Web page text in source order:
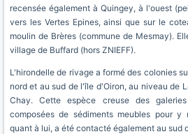
recensée également à Quingey, à l'ouest
vers les Vertes Epines, ainsi que sur le
moulin de Brères (commune de Mesmay).
village de Buffard (hors ZNIEFF).
L'hirondelle de rivage a formé des colonies
nord et au sud de l'île d'Oiron, au niveau de
Chay. Cette espèce creuse des
composées de sédiments meubles pour y
quant à lui, a été contacté également au sud